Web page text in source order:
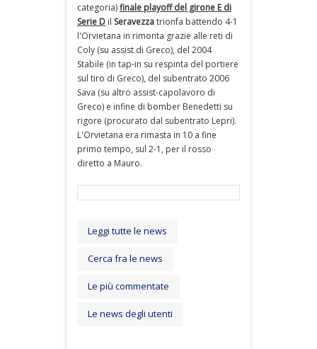
categoria)finale playoff del girone E di
Serie D il Seravezzatrionfa battendo 4-1
l'Orvietana in rimonta grazie alle reti di
Coly (su assist di Greco), del 2004
Stabile (in tap-in su respinta del portiere
sul tiro di Greco), del subentrato 2006
Sava (su altro assist-capolavoro di
Greco) e infine di bomber Benedetti su
rigore (procurato dal subentrato Lepri).
L'Orvietana era rimasta in 10 a fine
primo tempo, sul 2-1, per il rosso
diretto a Mauro.
Leggi tutte le news
Cerca fra le news
Le più commentate
Le news degli utenti